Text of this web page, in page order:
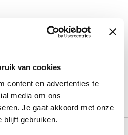
van cookies
content en advertenties te
media om ons
Je gaat akkoord met onze
blijft gebruiken.
door het schrijven van een